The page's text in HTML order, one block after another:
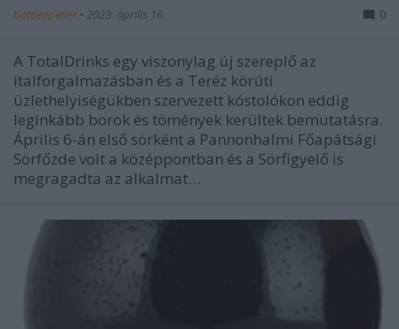
bottleopener • 2023. április 16. 0
A TotalDrinks egy viszonylag új szereplő az
italforgalmazásban és a Teréz körúti
üzlethelyiségükben szervezett kóstolókon eddig
leginkább borok és tömények kerültek bemutatásra.
Április 6-án első sörként a Pannonhalmi Főapátsági
Sörfőzde volt a középpontban és a Sörfigyelő is
megragadta az alkalmat…